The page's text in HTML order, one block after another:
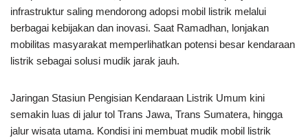
infrastruktur saling mendorong adopsi mobil listrik melalui
berbagai kebijakan dan inovasi. Saat Ramadhan, lonjakan
mobilitas masyarakat memperlihatkan potensi besar kendaraan
listrik sebagai solusi mudik jarak jauh.
Jaringan Stasiun Pengisian Kendaraan Listrik Umum kini
semakin luas di jalur tol Trans Jawa, Trans Sumatera, hingga
jalur wisata utama. Kondisi ini membuat mudik mobil listrik